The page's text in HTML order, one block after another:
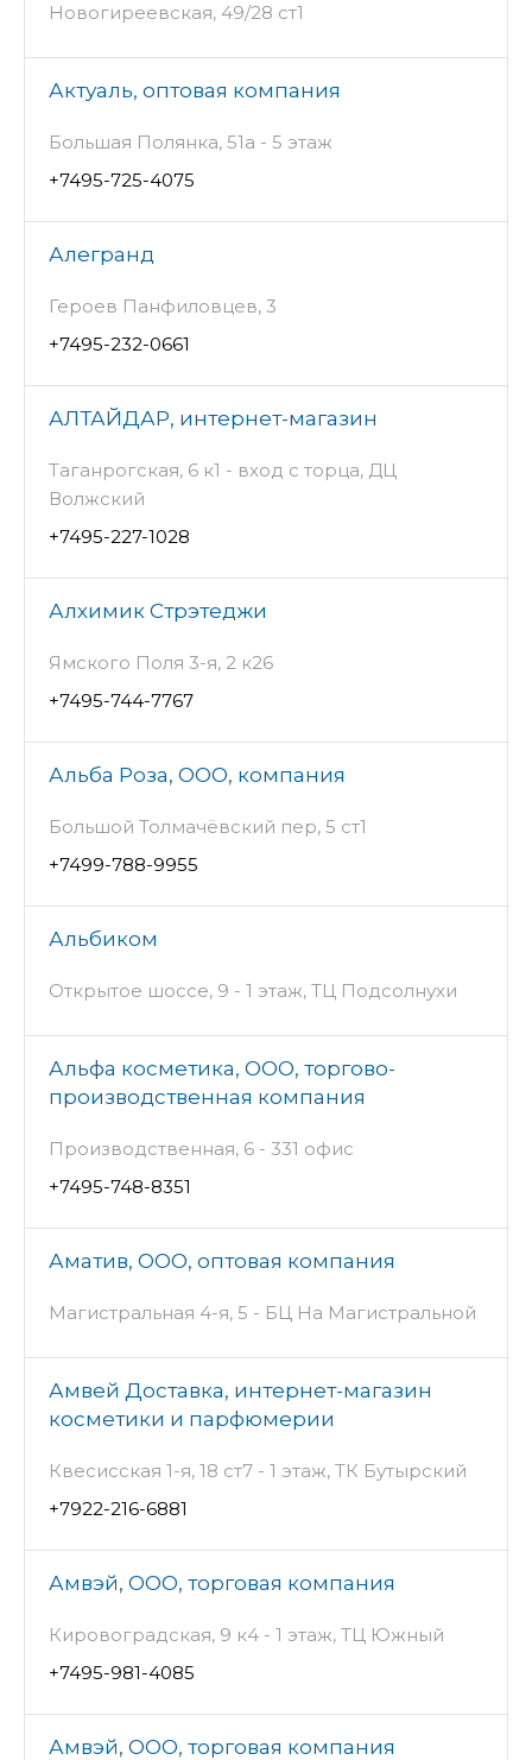
Новогиреевская, 49/28 ст1
Актуаль, оптовая компания
Большая Полянка, 51а - 5 этаж
+7495-725-4075
Алегранд
Героев Панфиловцев, 3
+7495-232-0661
АЛТАЙДАР, интернет-магазин
Таганрогская, 6 к1 - вход с торца, ДЦ
Волжский
+7495-227-1028
Алхимик Стрэтеджи
Ямского Поля 3-я, 2 к26
+7495-744-7767
Альба Роза, ООО, компания
Большой Толмачёвский пер, 5 ст1
+7499-788-9955
Альбиком
Открытое шоссе, 9 - 1 этаж, ТЦ Подсолнухи
Альфа косметика, ООО, торгово-
производственная компания
Производственная, 6 - 331 офис
+7495-748-8351
Аматив, ООО, оптовая компания
Магистральная 4-я, 5 - БЦ На Магистральной
Амвей Доставка, интернет-магазин
косметики и парфюмерии
Квесисская 1-я, 18 ст7 - 1 этаж, ТК Бутырский
+7922-216-6881
Амвэй, ООО, торговая компания
Кировоградская, 9 к4 - 1 этаж, ТЦ Южный
+7495-981-4085
Амвэй, ООО, торговая компания